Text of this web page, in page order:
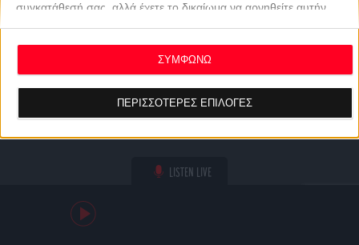
συγκατάθεσή σας, αλλά έχετε το δικαίωμα να αρνηθείτε αυτήν
ανακαλέσετε τη συγκατάθεσή σας ανά πάσα στιγμή
επιστρέφοντας σε αυτόν τον ιστότοπο και κάνοντας κλικ στο
κουμπί "Απορρήτου" στο κάτω μέρος της ιστοσελίδας.
ΠΕΡΙΣΣΟΤΕΡΕΣ ΕΠΙΛΟΓΕΣ
ΣΥΜΦΩΝΩ
LISTEN LIVE